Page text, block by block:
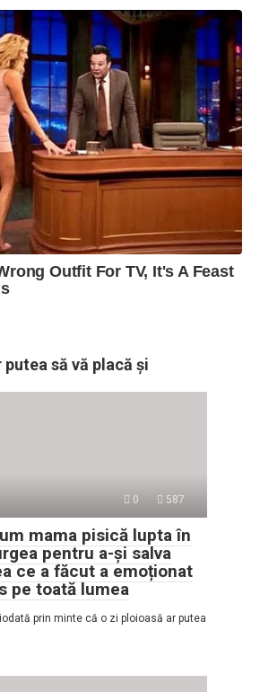
putea să vă placă și
0 587
mama pisică lupta în
pentru a-și salva
ce a făcut a emoționat
pe toată lumea
prin minte că o zi ploioasă ar putea